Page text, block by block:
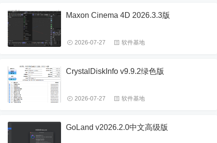
Maxon Cinema 4D 2026.3.3版
2026-07-27 软件基地
CrystalDiskInfo v9.9.2绿色版
2026-07-27 软件基地
GoLand v2026.2.0中文高级版